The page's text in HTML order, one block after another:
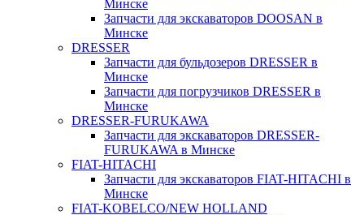
Минске
Запчасти для экскаваторов DOOSAN в
Минске
DRESSER
Запчасти для бульдозеров DRESSER в
Минске
Запчасти для погрузчиков DRESSER в
Минске
DRESSER-FURUKAWA
Запчасти для экскаваторов DRESSER-
FURUKAWA в Минске
FIAT-HITACHI
Запчасти для экскаваторов FIAT-HITACHI в
Минске
FIAT-KOBELCO/NEW HOLLAND